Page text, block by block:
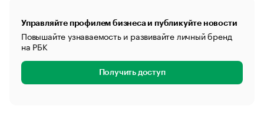
Управляйте профилем бизнеса и публикуйте новости
Повышайте узнаваемость и развивайте личный бренд
на РБК
Получить доступ